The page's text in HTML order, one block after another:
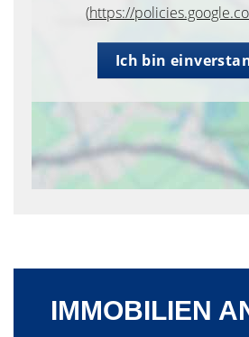
(https://
Ich bin
IMMOBILIEN